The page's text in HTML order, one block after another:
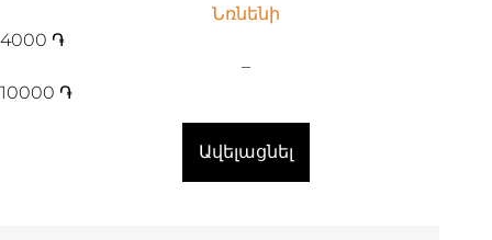
Նռնենի
4000 ֏
–
10000 ֏
Ավելացնել